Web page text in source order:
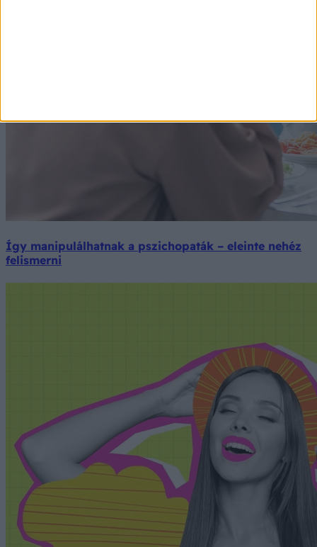
Így manipulálhatnak a pszichopaták – eleinte nehéz
felismerni